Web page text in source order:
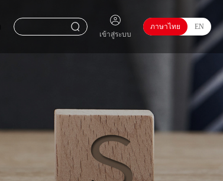
เข้าสู่ระบบ
ภาษาไทย EN